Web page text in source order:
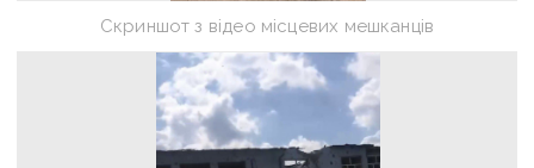
Скриншот з відео місцевих мешканців